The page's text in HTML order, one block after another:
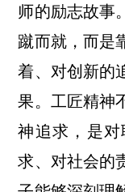
师的励志故事
蹴而就，而是
着、对创新的
果。工匠精神
神追求，是
求、对社会的